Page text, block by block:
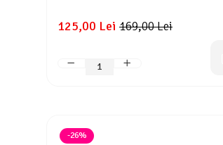
169,00 Lei
125,00 Lei
-26%